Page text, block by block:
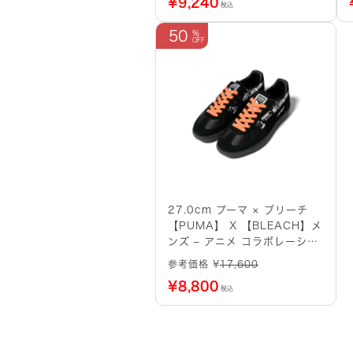
税込
50
27.0cm プーマ × ブリーチ
【PUMA】 X 【BLEACH】メ
ンズ – アニメ コラボレーショ
ン パルレモ【黒崎一護
PALERMO BLEACH BLACK
MOON 403445-01】
(BLACK)
参考価格 ¥17,600
¥8,800 税込